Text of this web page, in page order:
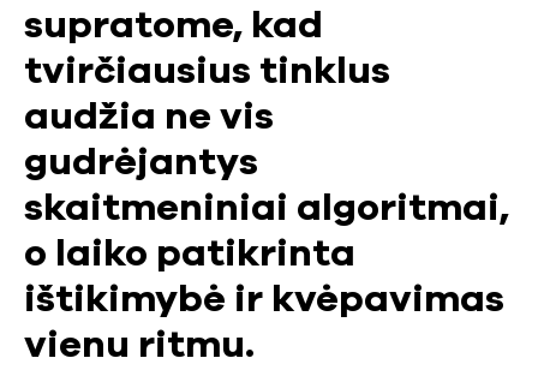
supratome, kad
tvirčiausius tinklus
audžia ne vis
gudrėjantys
skaitmeniniai algoritmai,
o laiko patikrinta
ištikimybė ir kvėpavimas
vienu ritmu.